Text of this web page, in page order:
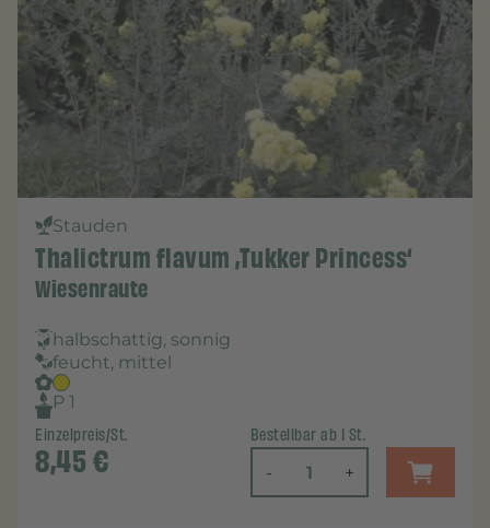
Stauden
Thalictrum flavum ‚Tukker Princess‘
Wiesenraute
halbschattig, sonnig
feucht, mittel
P 1
Einzelpreis/St.
8,45€
Bestellbar ab 1 St.
- +